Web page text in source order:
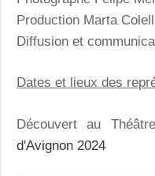
Production Marta
Diffusion et
Dates et lieux des
Découvert au
d'Avignon 2024